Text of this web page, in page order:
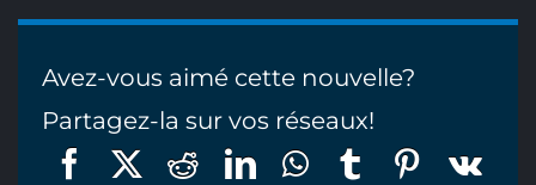
Avez-vous aimé cette nouvelle?
Partagez-la sur vos réseaux!